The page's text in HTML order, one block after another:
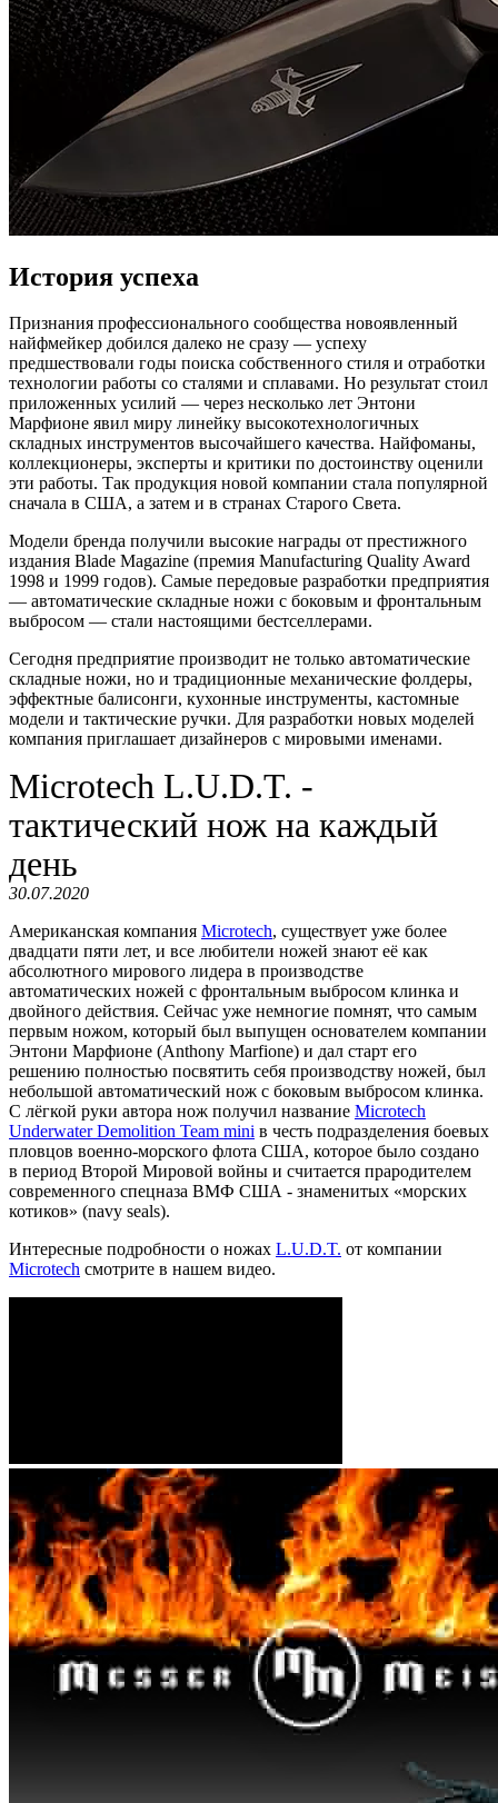
История успеха
Признания профессионального сообщества новоявленный
найфмейкер добился далеко не сразу — успеху
предшествовали годы поиска собственного стиля и отработки
технологии работы со сталями и сплавами. Но результат стоил
приложенных усилий — через несколько лет Энтони
Марфионе явил миру линейку высокотехнологичных
складных инструментов высочайшего качества. Найфоманы,
коллекционеры, эксперты и критики по достоинству оценили
эти работы. Так продукция новой компании стала популярной
сначала в США, а затем и в странах Старого Света.
Модели бренда получили высокие награды от престижного
издания Blade Magazine (премия Manufacturing Quality Award
1998 и 1999 годов). Самые передовые разработки предприятия
— автоматические складные ножи с боковым и фронтальным
выбросом — стали настоящими бестселлерами.
Сегодня предприятие производит не только автоматические
складные ножи, но и традиционные механические фолдеры,
эффектные балисонги, кухонные инструменты, кастомные
модели и тактические ручки. Для разработки новых моделей
компания приглашает дизайнеров с мировыми именами.
Microtech L.U.D.T. -
тактический нож на каждый
день
30.07.2020
Американская компания Microtech, существует уже более
двадцати пяти лет, и все любители ножей знают её как
абсолютного мирового лидера в производстве
автоматических ножей с фронтальным выбросом клинка и
двойного действия. Сейчас уже немногие помнят, что самым
первым ножом, который был выпущен основателем компании
Энтони Марфионе (Anthony Marfione) и дал старт его
решению полностью посвятить себя производству ножей, был
небольшой автоматический нож с боковым выбросом клинка.
С лёгкой руки автора нож получил название Microtech
Underwater Demolition Team mini в честь подразделения боевых
пловцов военно-морского флота США, которое было создано
в период Второй Мировой войны и считается прародителем
современного спецназа ВМФ США - знаменитых «морских
котиков» (navy seals).
Интересные подробности о ножах L.U.D.T. от компании
Microtech смотрите в нашем видео.